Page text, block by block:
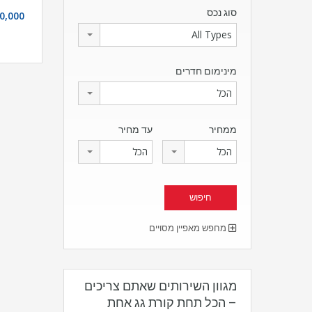
סוג נכס
All Types
מינימום חדרים
הכל
ממחיר
הכל
עד מחיר
הכל
מחפש מאפיין מסויים
מגוון השירותים שאתם צריכים
– הכל תחת קורת גג אחת